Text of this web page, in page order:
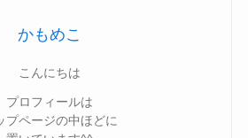
かもめこ
こんにちは
プロフィールは
プページの中ほどに